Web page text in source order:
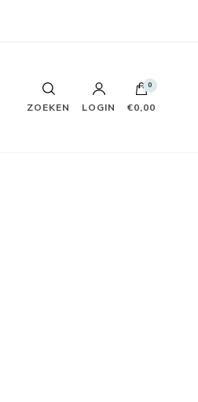
ZOEKEN LOGIN
0
€0,00